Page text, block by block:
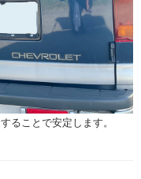
ることで安定します。